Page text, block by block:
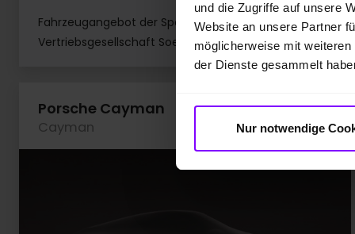
und die Zugriffe auf unsere
Website an unsere Partner
möglicherweise mit
der Dienste gesammelt
Nur notwendige
Fahrzeugangebot der Sportwagen
Vertriebsgesellschaft Soest mbH
Porsche Cayman
Cayman